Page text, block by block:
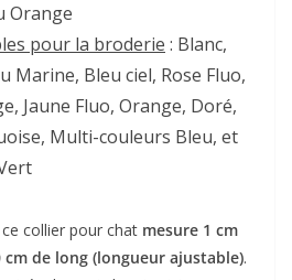
Orange
pour la broderie : Blanc,
Marine, Bleu ciel, Rose Fluo,
Jaune Fluo, Orange, Doré,
Multi-couleurs Bleu, et
collier pour chat mesure 1 cm
cm de long (longueur ajustable).